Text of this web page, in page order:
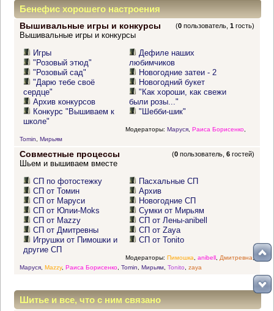
Бенефис хорошего настроения
Вышивальные игры и конкурсы (0 пользователь,1 гость)
Вышивальные игры и конкурсы
Игры
"Розовый этюд"
"Розовый сад"
"Дарю тебе своё
сердце"
Архив конкурсов
Конкурс "Вышиваем к
школе"
Дефиле наших
любимчиков
Новогодние затеи - 2
Новогодний букет
"Как хороши, как свежи
были розы..."
"Шебби-шик"
Модераторы: Маруся, Раиса Борисенко,
Tomin
Мирьям
Совместные процессы (0 пользователь,6 гостей)
Шьем и вышиваем вместе
СП по фотостежку
СП от Томин
СП от Маруси
СП от Юлии-Moks
СП от Mazzy
СП от Дмитревны
Игрушки от Пимошки и
другие СП
Пасхальные СП
Архив
Новогодние СП
Сумки от Мирьям
СП от Лены-anibell
СП от Zaya
СП от Tonito
Модераторы: Пимошка anibell, Дмитревна,
Маруся, Mazzy, Раиса Борисенко, Tomin Мирьям, Tonito zaya
Шитье и все, что с ним связано